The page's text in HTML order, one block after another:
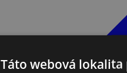
Táto webová